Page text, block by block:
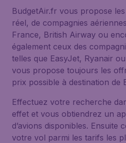
BudgetAir.fr vous propose
réel, de compagnies
France, British Airway ou
également ceux des
telles que EasyJet, Ryanair
vous propose toujours les
prix possible à destination de
Effectuez votre recherche
effet et vous obtiendrez un
d’avions disponibles. Ensuite
votre vol parmi les tarifs les